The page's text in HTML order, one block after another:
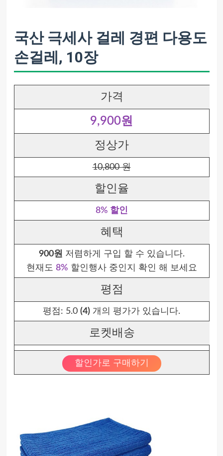
국산 극세사 걸레 경편 다용도
손걸레, 10장
가격
9,900원
정상가
10,800 원
할인율
8% 할인
혜택
900원 저렴하게 구입 할 수 있습니다.
현재도 8% 할인행사 중인지 확인 해 보세요
평점
평점: 5.0 (4) 개의 평가가 있습니다.
로켓배송
할인가로 구매하기